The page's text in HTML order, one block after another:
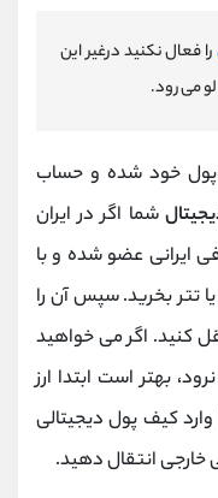
را فعال نکنید درغیر این
می رود.
پول خود شده و حساب
شما اگر در ایران
ایرانی عضو شده و با
تتر بخرید. سپس آن را
کنید. اگر می خواهید
بهتر است ابتدا ارز
وارد کیف پول دیجیتالی
خارجی انتقال دهید.